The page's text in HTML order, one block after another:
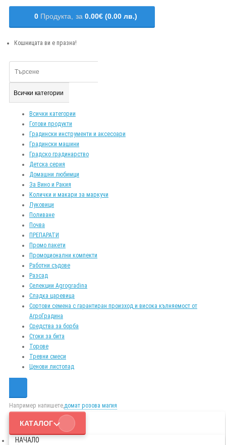
0 Продукта, за 0.00€ (0.00 лв.)
Кошницата ви е празна!
Всички категории
Всички категории
Готови продукти
Градински инструменти и аксесоари
Градински машини
Градско градинарство
Детска серия
Домашни любимци
За Вино и Ракия
Колички и макари за маркучи
Луковици
Поливане
Почва
ПРЕПАРАТИ
Промо пакети
Промоционални компекти
Работни съдове
Разсад
Селекции Agrogradina
Сладка царевица
Сортови семена с гарантиран произход и висока кълняемост от
АгроГрадина
Средства за борба
Стоки за бита
Торове
Тревни смеси
Ценови листопад
Например напишете,домат розова магия
КАТАЛОГ
НАЧАЛО